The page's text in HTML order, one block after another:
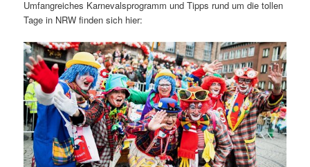
Umfangreiches Karnevalsprogramm und Tipps rund um die tollen
Tage in NRW finden sich hier: